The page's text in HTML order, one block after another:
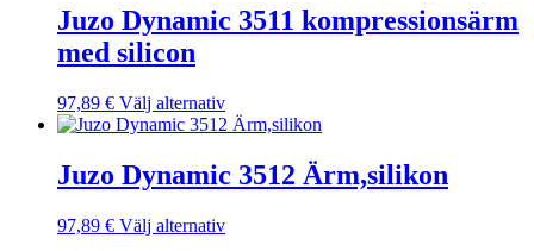
har
flera
olika
alternativen
kan
väljas
på
Juzo Dynamic 3511 kompressionsärm
med silicon
97,89 € Välj alternativDen
här
har
flera
De
Juzo Dynamic 3512 Ärm,silikon
97,89 € Välj alternativDen